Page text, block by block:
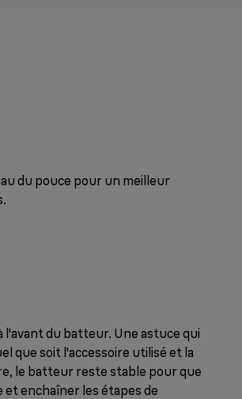
du pouce pour un meilleur
du batteur. Une astuce qui
que soit l'accessoire utilisé et la
le batteur reste stable pour que
et enchaîner les étapes de